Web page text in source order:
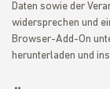
Daten sowie der
widersprechen und
Browser-Add-On
herunterladen und